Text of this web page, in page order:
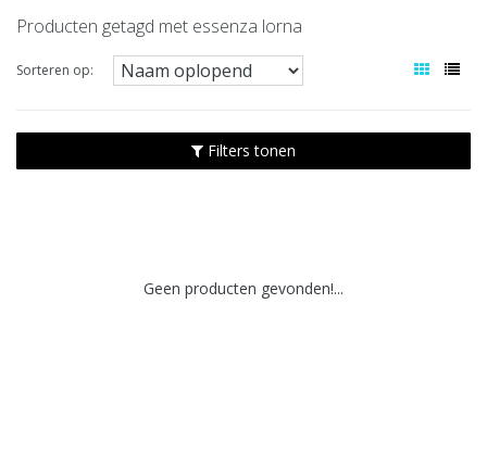
Producten getagd met essenza lorna
Sorteren op:
Filters tonen
Geen producten gevonden!...